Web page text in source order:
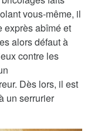
vous-même, il
exprès abîmé et
alors défaut à
contre les
Dès lors, il est
un serrurier